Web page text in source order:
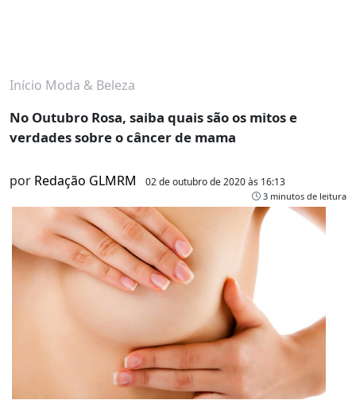
Início Moda & Beleza
No Outubro Rosa, saiba quais são os mitos e
verdades sobre o câncer de mama
por Redação GLMRM 02 de outubro de 2020 às 16:13
3 minutos de leitura